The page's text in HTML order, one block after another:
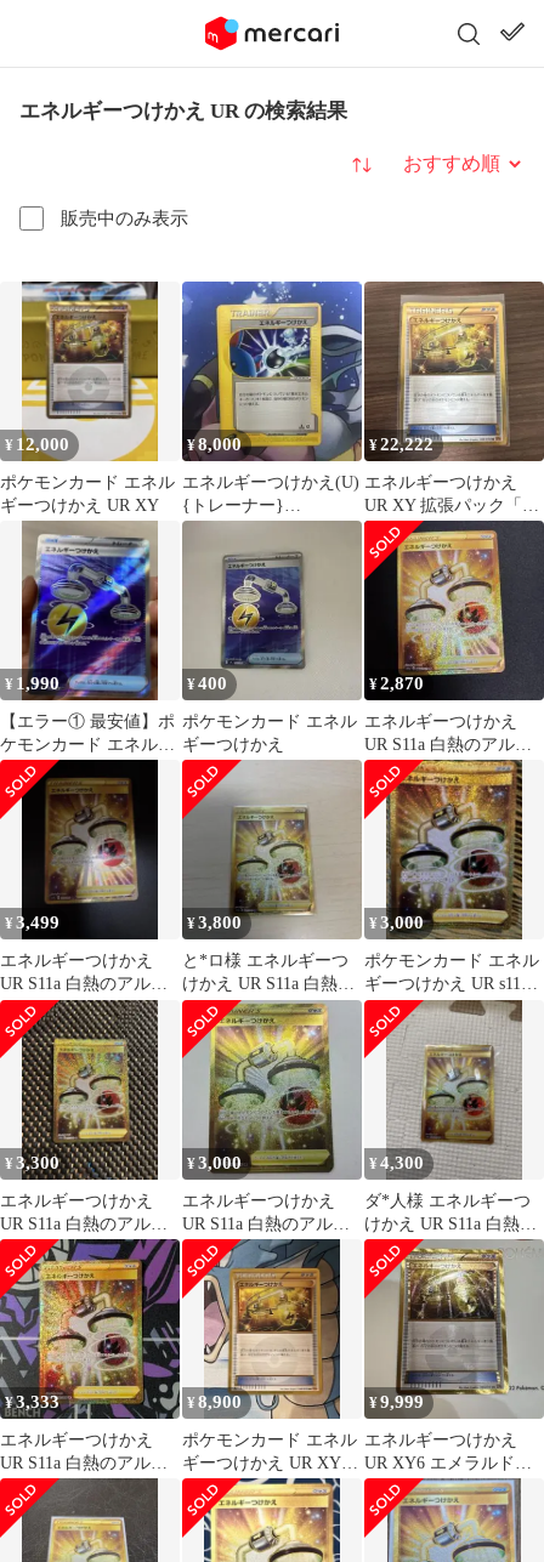
エネルギーつけかえ UR の検索結果
販売中のみ表示
並び替え
¥ 12,000
ポケモンカード エネル
ギーつけかえ UR XY
¥8,000
エネルギーつけかえ(U)
{トレーナー}
〈076/087〉[e3]
¥22,222
エネルギーつけかえ
UR XY 拡張パック「エ
メラルドブレイク」 キ
ラ 090…
¥ 1,990
【エラー① 最安値】ポ
ケモンカード エネルギ
ーつけかえ SR
¥400
ポケモンカード エネル
ギーつけかえ
¥2,870
エネルギーつけかえ
UR S11a 白熱のアルカ
ナ 093/068
¥3,499
エネルギーつけかえ
UR S11a 白熱のアルカ
ナ 093/068
¥3,800
と*ロ様 エネルギーつ
けかえ UR S11a 白熱の
アルカナ 093/068
¥3,000
ポケモンカード エネル
ギーつけかえ UR s11a
093/068
¥3,300
エネルギーつけかえ
UR S11a 白熱のアルカ
ナ 093/068
¥3,000
エネルギーつけかえ
UR S11a 白熱のアルカ
ナ 093/068
¥4,300
ダ*人様 エネルギーつ
けかえ UR S11a 白熱の
アルカナ 093/068
¥3,333
エネルギーつけかえ
UR S11a 白熱のアルカ
ナ 093/068
¥8,900
ポケモンカード エネル
ギーつけかえ UR XY6
090/078
¥9,999
エネルギーつけかえ
UR XY6 エメラルドブ
レイク 090/078